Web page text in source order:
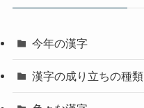
今年の漢字
漢字の成り立ちの種類